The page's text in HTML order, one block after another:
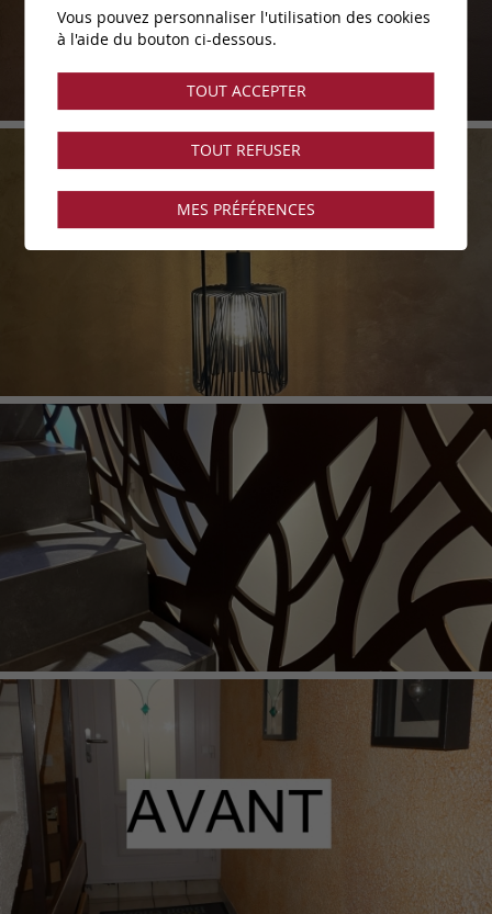
Vous pouvez personnaliser l'utilisation des cookies
à l'aide du bouton ci-dessous.
TOUT ACCEPTER
TOUT REFUSER
MES PRÉFÉRENCES